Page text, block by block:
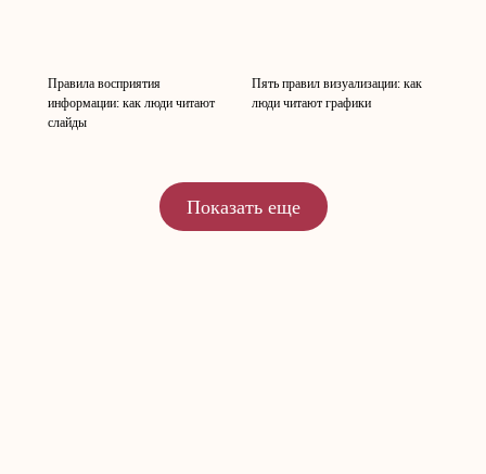
Правила восприятия
информации: как люди читают
слайды
Пять правил визуализации: как
люди читают графики
Показать еще